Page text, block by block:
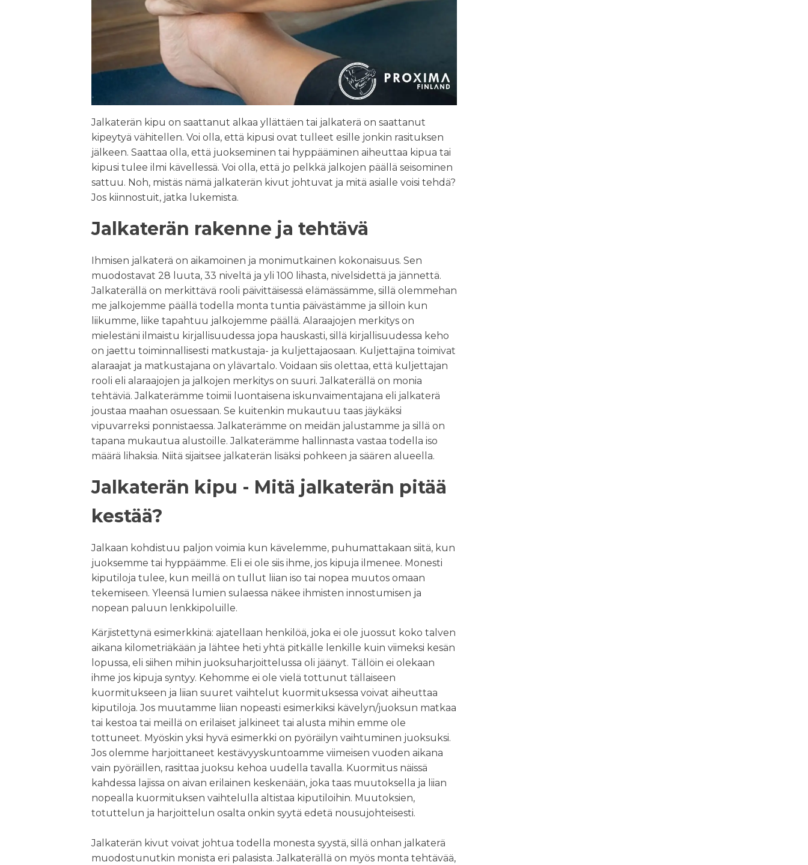
Jalkaterän kipu on saattanut alkaa yllättäen tai jalkaterä on saattanut
kipeytyä vähitellen. Voi olla, että kipusi ovat tulleet esille jonkin rasituksen
jälkeen. Saattaa olla, että juokseminen tai hyppääminen aiheuttaa kipua tai
kipusi tulee ilmi kävellessä. Voi olla, että jo pelkkä jalkojen päällä seisominen
sattuu. Noh, mistäs nämä jalkaterän kivut johtuvat ja mitä asialle voisi tehdä?
Jos kiinnostuit, jatka lukemista.
Jalkaterän rakenne ja tehtävä
Ihmisen jalkaterä on aikamoinen ja monimutkainen kokonaisuus. Sen
muodostavat 28 luuta, 33 niveltä ja yli 100 lihasta, nivelsidettä ja jännettä.
Jalkaterällä on merkittävä rooli päivittäisessä elämässämme, sillä olemmehan
me jalkojemme päällä todella monta tuntia päivästämme ja silloin kun
liikumme, liike tapahtuu jalkojemme päällä. Alaraajojen merkitys on
mielestäni ilmaistu kirjallisuudessa jopa hauskasti, sillä kirjallisuudessa keho
on jaettu toiminnallisesti matkustaja- ja kuljettajaosaan. Kuljettajina toimivat
alaraajat ja matkustajana on ylävartalo. Voidaan siis olettaa, että kuljettajan
rooli eli alaraajojen ja jalkojen merkitys on suuri. Jalkaterällä on monia
tehtäviä. Jalkaterämme toimii luontaisena iskunvaimentajana eli jalkaterä
joustaa maahan osuessaan. Se kuitenkin mukautuu taas jäykäksi
vipuvarreksi ponnistaessa. Jalkaterämme on meidän jalustamme ja sillä on
tapana mukautua alustoille. Jalkaterämme hallinnasta vastaa todella iso
määrä lihaksia. Niitä sijaitsee jalkaterän lisäksi pohkeen ja säären alueella.
Jalkaterän kipu - Mitä jalkaterän pitää
kestää?
Jalkaan kohdistuu paljon voimia kun kävelemme, puhumattakaan siitä, kun
juoksemme tai hyppäämme. Eli ei ole siis ihme, jos kipuja ilmenee. Monesti
kiputiloja tulee, kun meillä on tullut liian iso tai nopea muutos omaan
tekemiseen. Yleensä lumien sulaessa näkee ihmisten innostumisen ja
nopean paluun lenkkipoluille.
Kärjistettynä esimerkkinä: ajatellaan henkilöä, joka ei ole juossut koko talven
aikana kilometriäkään ja lähtee heti yhtä pitkälle lenkille kuin viimeksi kesän
lopussa, eli siihen mihin juoksuharjoittelussa oli jäänyt. Tällöin ei olekaan
ihme jos kipuja syntyy. Kehomme ei ole vielä tottunut tällaiseen
kuormitukseen ja liian suuret vaihtelut kuormituksessa voivat aiheuttaa
kiputiloja. Jos muutamme liian nopeasti esimerkiksi kävelyn/juoksun matkaa
tai kestoa tai meillä on erilaiset jalkineet tai alusta mihin emme ole
tottuneet. Myöskin yksi hyvä esimerkki on pyöräilyn vaihtuminen juoksuksi.
Jos olemme harjoittaneet kestävyyskuntoamme viimeisen vuoden aikana
vain pyöräillen, rasittaa juoksu kehoa uudella tavalla. Kuormitus näissä
kahdessa lajissa on aivan erilainen keskenään, joka taas muutoksella ja liian
nopealla kuormituksen vaihtelulla altistaa kiputiloihin. Muutoksien,
totuttelun ja harjoittelun osalta onkin syytä edetä nousujohteisesti.
Jalkaterän kivut voivat johtua todella monesta syystä, sillä onhan jalkaterä
muodostunutkin monista eri palasista. Jalkaterällä on myös monta tehtävää,